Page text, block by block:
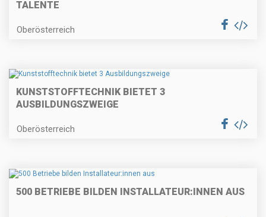
TALENTE
Oberösterreich
KUNSTSTOFFTECHNIK BIETET 3
AUSBILDUNGSZWEIGE
Oberösterreich
500 BETRIEBE BILDEN INSTALLATEUR:INNEN AUS